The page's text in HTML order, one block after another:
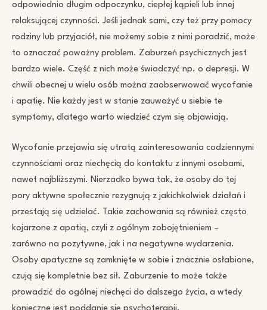
odpowiednio długim odpoczynku, ciepłej kąpieli lub innej
relaksującej czynności. Jeśli jednak sami, czy też przy pomocy
rodziny lub przyjaciół, nie możemy sobie z nimi poradzić, może
to oznaczać poważny problem. Zaburzeń psychicznych jest
bardzo wiele. Część z nich może świadczyć np. o depresji. W
chwili obecnej u wielu osób można zaobserwować wycofanie
i apatię. Nie każdy jest w stanie zauważyć u siebie te
symptomy, dlatego warto wiedzieć czym się objawiają.
Wycofanie przejawia się utratą zainteresowania codziennymi
czynnościami oraz niechęcią do kontaktu z innymi osobami,
nawet najbliższymi. Nierzadko bywa tak, że osoby do tej
pory aktywne społecznie rezygnują z jakichkolwiek działań i
przestają się udzielać. Takie zachowania są również często
kojarzone z apatią, czyli z ogólnym zobojętnieniem –
zarówno na pozytywne, jak i na negatywne wydarzenia.
Osoby apatyczne są zamknięte w sobie i znacznie osłabione,
czują się kompletnie bez sił. Zaburzenie to może także
prowadzić do ogólnej niechęci do dalszego życia, a wtedy